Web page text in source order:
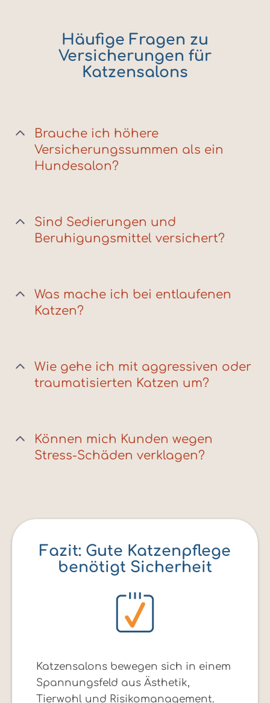
Häufige Fragen zu
Versicherungen für
Katzensalons
Brauche ich höhere
Versicherungssummen als ein
Hundesalon?
Sind Sedierungen und
Beruhigungsmittel versichert?
Was mache ich bei entlaufenen
Katzen?
Wie gehe ich mit aggressiven oder
traumatisierten Katzen um?
Können mich Kunden wegen
Stress-Schäden verklagen?
Fazit: Gute Katzenpflege
benötigt Sicherheit
Katzensalons bewegen sich in einem
Spannungsfeld aus Ästhetik,
Tierwohl und Risikomanagement.